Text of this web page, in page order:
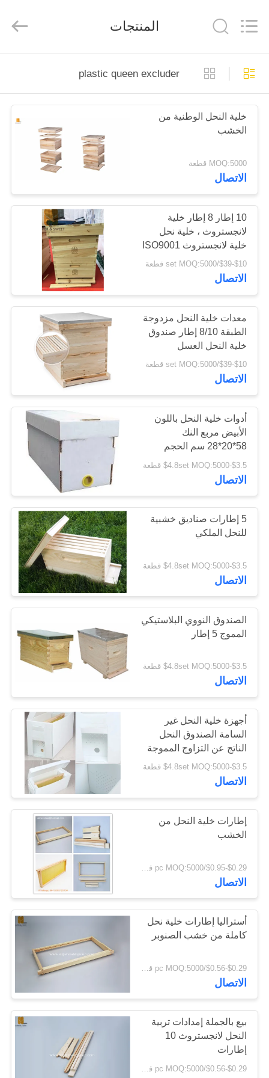
الصفحة
الرئيسية
منتجات
معلومات
جولة
المعمل
مراقبة
الجودة
اتصل
اطلب
اقتباس
خريطة
الموقع
PRIVACY
Rights
المنتجات
plastic queen excluder
خلية النحل الوطنية من
الخشب
MOQ:5000 قطعة
الاتصال
10 إطار 8 إطار خلية
لانجستروث ، خلية نحل
خلية لانجستروث ISO9001
متاحة
$10-$39/set MOQ:5000 قطعة
الاتصال
معدات خلية النحل مزدوجة
الطبقة 8/10 إطار صندوق
خلية النحل العسل
لانجستروث
$10-$39/set MOQ:5000 قطعة
الاتصال
أدوات خلية النحل باللون
الأبيض مربع النك
58*20*28 سم الحجم
للنحل
$3.5-$4.8set MOQ:5000 قطعة
الاتصال
5 إطارات صناديق خشبية
للنحل الملكي
$3.5-$4.8set MOQ:5000 قطعة
الاتصال
الصندوق النووي البلاستيكي
المموج 5 إطار
$3.5-$4.8set MOQ:5000 قطعة
الاتصال
أجهزة خلية النحل غير
السامة الصندوق النحل
الناتج عن التزاوج المموجة
من PP
$3.5-$4.8set MOQ:5000 قطعة
الاتصال
إطارات خلية النحل من
الخشب
الاتصال
أستراليا إطارات خلية نحل
كاملة من خشب الصنوبر
$0.29-$0.56/pc MOQ:5000 قطعة
الاتصال
بيع بالجملة إمدادات تربية
النحل لانجستروث 10
إطارات
$0.29-$0.56/pc MOQ:5000 قطعة